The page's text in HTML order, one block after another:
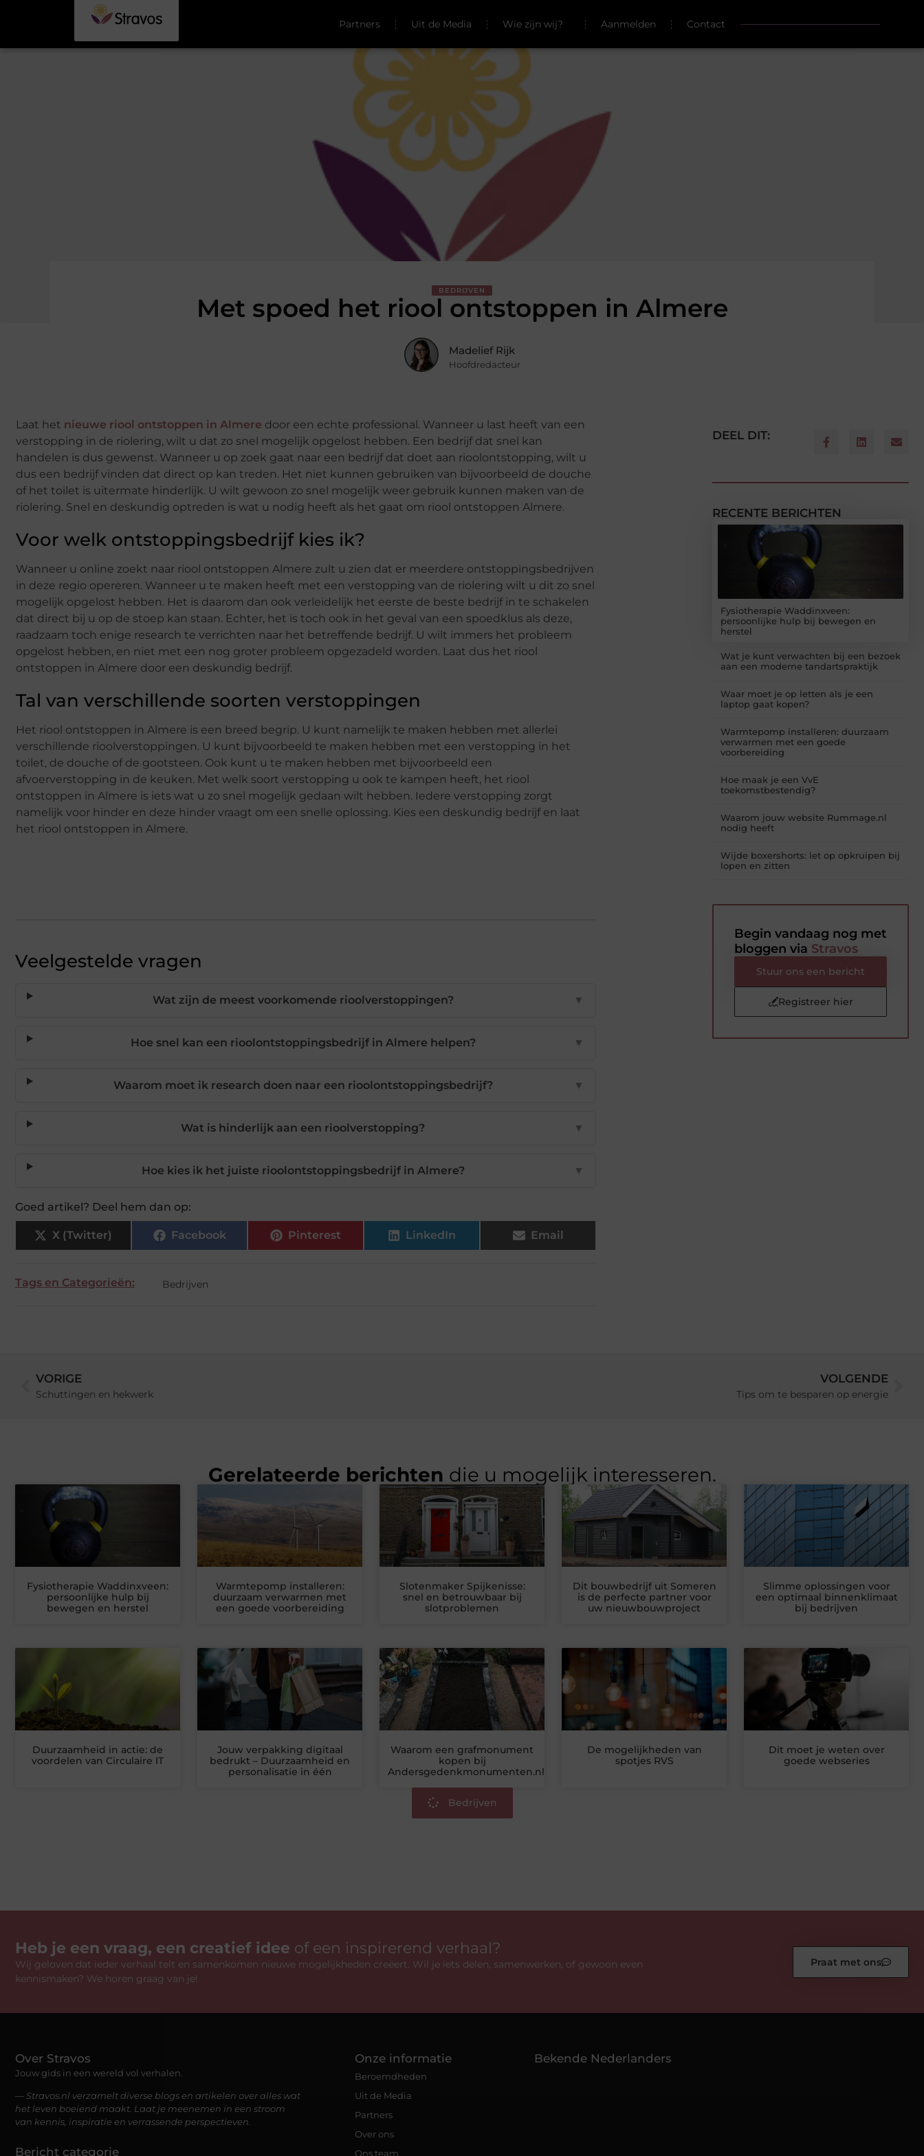
Partners Uit de Media Wie zijn wij? Aanmelden Contact
BEDRIJVEN
Met spoed het riool ontstoppen in Almere
Madelief Rijk
Hoofdredacteur
Laat het nieuwe riool ontstoppen in Almere door een echte professional. Wanneer u last heeft van een
verstopping in de riolering, wilt u dat zo snel mogelijk opgelost hebben. Een bedrijf dat snel kan
handelen is dus gewenst. Wanneer u op zoek gaat naar een bedrijf dat doet aan rioolontstopping, wilt u
dus een bedrijf vinden dat direct op kan treden. Het niet kunnen gebruiken van bijvoorbeeld de douche
of het toilet is uitermate hinderlijk. U wilt gewoon zo snel mogelijk weer gebruik kunnen maken van de
riolering. Snel en deskundig optreden is wat u nodig heeft als het gaat om riool ontstoppen Almere.
Voor welk ontstoppingsbedrijf kies ik?
Wanneer u online zoekt naar riool ontstoppen Almere zult u zien dat er meerdere ontstoppingsbedrijven
in deze regio opereren. Wanneer u te maken heeft met een verstopping van de riolering wilt u dit zo snel
mogelijk opgelost hebben. Het is daarom dan ook verleidelijk het eerste de beste bedrijf in te schakelen
dat direct bij u op de stoep kan staan. Echter, het is toch ook in het geval van een spoedklus als deze,
raadzaam toch enige research te verrichten naar het betreffende bedrijf. U wilt immers het probleem
opgelost hebben, en niet met een nog groter probleem opgezadeld worden. Laat dus het riool
ontstoppen in Almere door een deskundig bedrijf.
Tal van verschillende soorten verstoppingen
Het riool ontstoppen in Almere is een breed begrip. U kunt namelijk te maken hebben met allerlei
verschillende rioolverstoppingen. U kunt bijvoorbeeld te maken hebben met een verstopping in het
toilet, de douche of de gootsteen. Ook kunt u te maken hebben met bijvoorbeeld een
afvoerverstopping in de keuken. Met welk soort verstopping u ook te kampen heeft, het riool
ontstoppen in Almere is iets wat u zo snel mogelijk gedaan wilt hebben. Iedere verstopping zorgt
namelijk voor hinder en deze hinder vraagt om een snelle oplossing. Kies een deskundig bedrijf en laat
het riool ontstoppen in Almere.
Veelgestelde vragen
Wat zijn de meest voorkomende rioolverstoppingen? ▼
Hoe snel kan een rioolontstoppingsbedrijf in Almere helpen? ▼
Waarom moet ik research doen naar een rioolontstoppingsbedrijf? ▼
Wat is hinderlijk aan een rioolverstopping? ▼
Hoe kies ik het juiste rioolontstoppingsbedrijf in Almere? ▼
Goed artikel? Deel hem dan op:
X (Twitter) Facebook Pinterest LinkedIn Email
Tags en Categorieën: Bedrijven
DEEL DIT:
RECENTE BERICHTEN
Fysiotherapie Waddinxveen:
persoonlijke hulp bij bewegen en
herstel
Wat je kunt verwachten bij een bezoek
aan een moderne tandartspraktijk
Waar moet je op letten als je een
laptop gaat kopen?
Warmtepomp installeren: duurzaam
verwarmen met een goede
voorbereiding
Hoe maak je een VvE
toekomstbestendig?
Waarom jouw website Rummage.nl
nodig heeft
Wijde boxershorts: let op opkruipen bij
lopen en zitten
Begin vandaag nog met
bloggen via Stravos
Stuur ons een bericht
Registreer hier
VORIGE
Schuttingen en hekwerk
VOLGENDE
Tips om te besparen op energie
Gerelateerde berichten die u mogelijk interesseren.
Fysiotherapie Waddinxveen:
persoonlijke hulp bij
bewegen en herstel
Warmtepomp installeren:
duurzaam verwarmen met
een goede voorbereiding
Slotenmaker Spijkenisse:
snel en betrouwbaar bij
slotproblemen
Dit bouwbedrijf uit Someren
is de perfecte partner voor
uw nieuwbouwproject
Slimme oplossingen voor
een optimaal binnenklimaat
bij bedrijven
Duurzaamheid in actie: de
voordelen van Circulaire IT
Jouw verpakking digitaal
bedrukt – Duurzaamheid en
personalisatie in één
Waarom een grafmonument
kopen bij
Andersgedenkmonumenten.nl?
De mogelijkheden van
spotjes RVS
Dit moet je weten over
goede webseries
Bedrijven
Heb je een vraag, een creatief idee of een inspirerend verhaal?
Wij geloven dat ieder verhaal telt en samenkomen nieuwe mogelijkheden creëert. Wil je iets delen, samenwerken, of gewoon even
kennismaken? We horen graag van je!
Praat met ons
Over Stravos
Jouw gids in een wereld vol verhalen.
— Stravos.nl verzamelt diverse blogs en artikelen over alles wat
het leven boeiend maakt. Laat je meenemen in een stroom
van kennis, inspiratie en verrassende perspectieven.
Bericht categorie
Onze informatie
Beroemdheden
Uit de Media
Partners
Over ons
Ons team
Bekende Nederlanders